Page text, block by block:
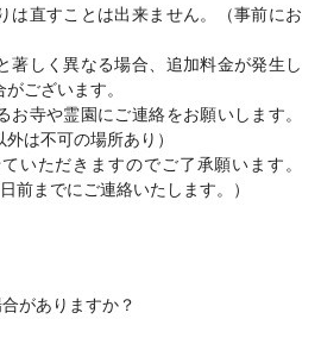
は直すことは出来ません。（事前にお
著しく異なる場合、追加料金が発生し
ございます。
お寺や霊園にご連絡をお願いします。
は不可の場所あり）
いただきますのでご了承願います。
前までにご連絡いたします。）
がありますか？